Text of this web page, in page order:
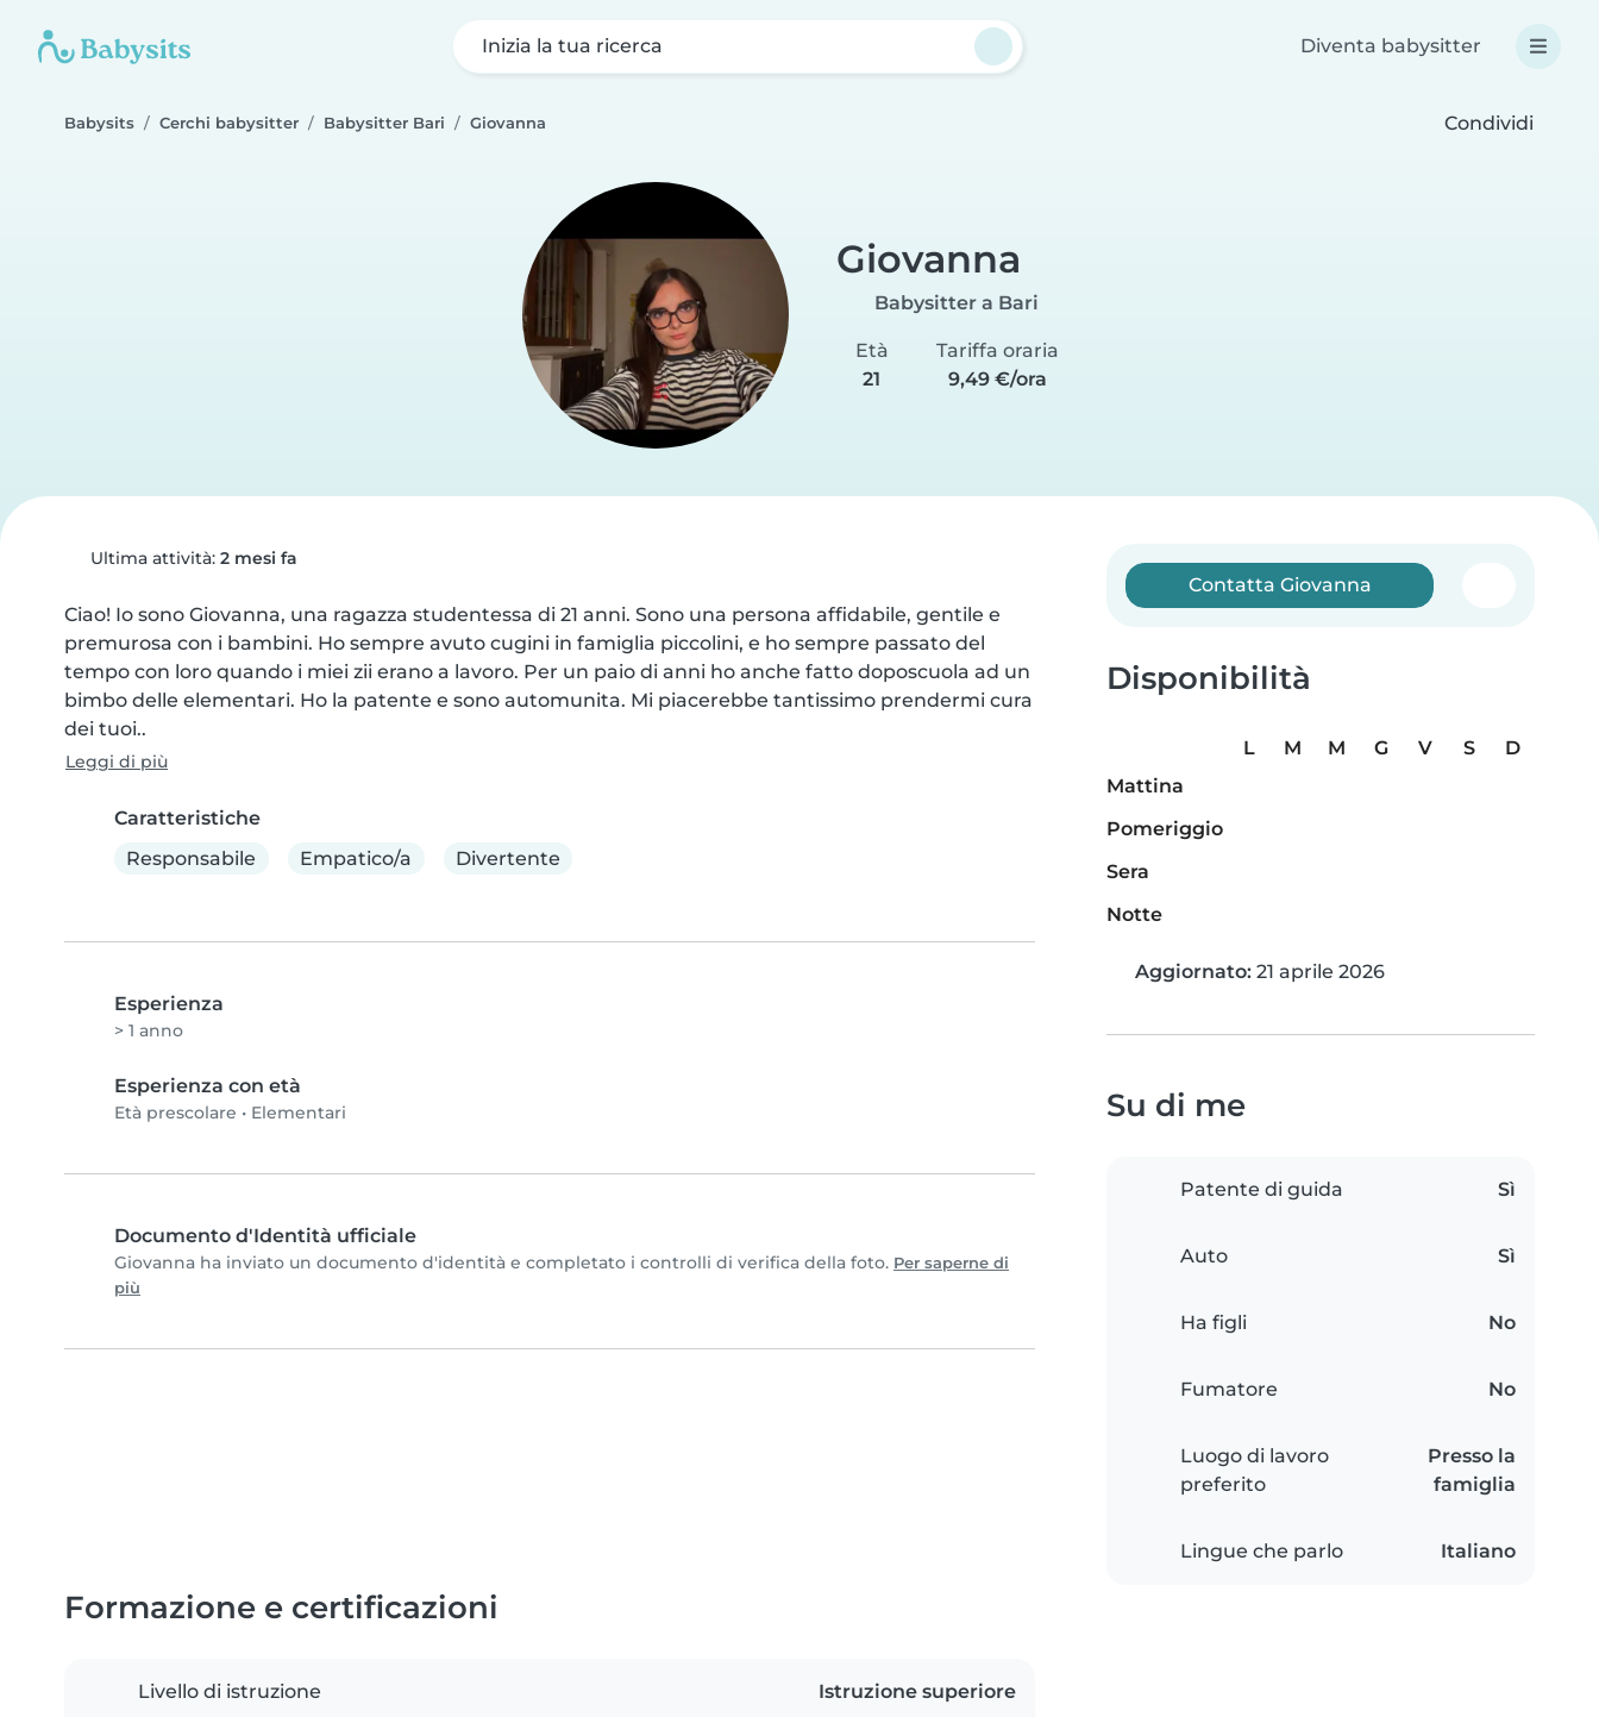
Inizia la tua ricerca Diventa babysitter
Babysits Cerchi babysitter Babysitter Bari Giovanna Condividi
Giovanna
Babysitter a Bari
Età
21
Tariffa oraria
9,49 €/ora
Ultima attività: 2 mesi fa
Ciao! Io sono Giovanna, una ragazza studentessa di 21 anni. Sono una persona affidabile, gentile e
premurosa con i bambini. Ho sempre avuto cugini in famiglia piccolini, e ho sempre passato del
tempo con loro quando i miei zii erano a lavoro. Per un paio di anni ho anche fatto doposcuola ad un
bimbo delle elementari. Ho la patente e sono automunita. Mi piacerebbe tantissimo prendermi cura
dei tuoi..
Leggi di più
Caratteristiche
Responsabile
Empatico/a Divertente
Esperienza
> 1 anno
Esperienza con età
Età prescolare • Elementari
Documento d'Identità ufficiale
Giovanna ha inviato un documento d'identità e completato i controlli di verifica della foto. Per saperne di
più
Contatta Giovanna
Disponibilità
L M M G V S
D
Mattina
Pomeriggio
Sera
Notte
Aggiornato: 21 aprile 2026
Su di me
Patente di guida Sì
Auto Sì
Ha figli No
Fumatore No
Luogo di lavoro
preferito
Presso la
famiglia
Lingue che parlo Italiano
Formazione e certificazioni
Livello di istruzione Istruzione superiore